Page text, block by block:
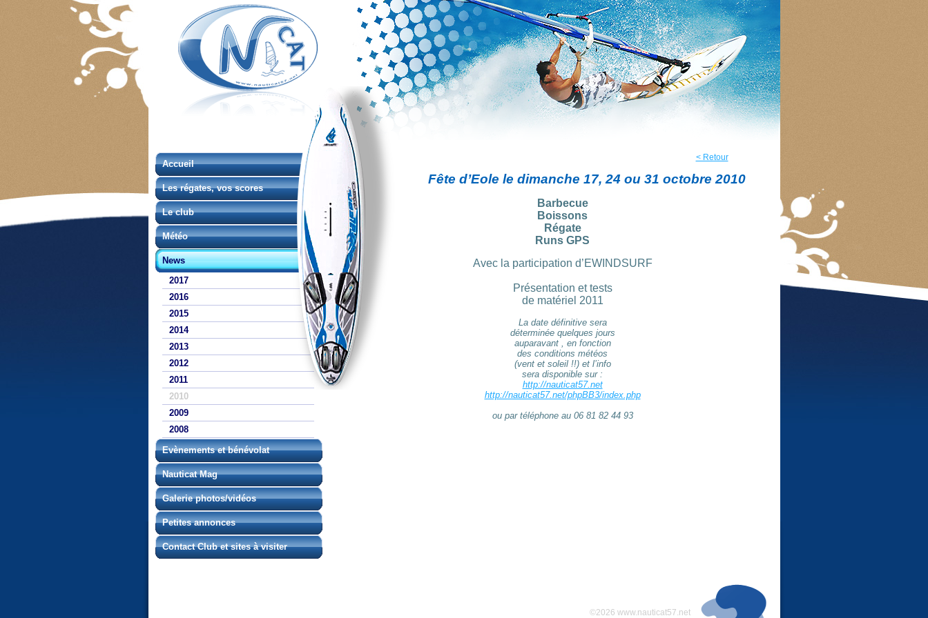
Accueil
Les régates, vos scores
Le club
Météo
News
2017
2016
2015
2014
2013
2012
2011
2010
2009
2008
Evènements et bénévolat
Nauticat Mag
Galerie photos/vidéos
Petites annonces
Contact Club et sites à visiter
< Retour
Fête d’Eole le dimanche 17, 24 ou 31 octobre 2010
Barbecue
Boissons
Régate
Runs GPS
Avec la participation d’EWINDSURF
Présentation et tests
de matériel 2011
La date définitive sera
déterminée quelques jours
auparavant , en fonction
des conditions météos
(vent et soleil !!) et l’info
sera disponible sur :
http://nauticat57.net
http://nauticat57.net/phpBB3/index.php
ou par téléphone au 06 81 82 44 93
©2026 www.nauticat57.net